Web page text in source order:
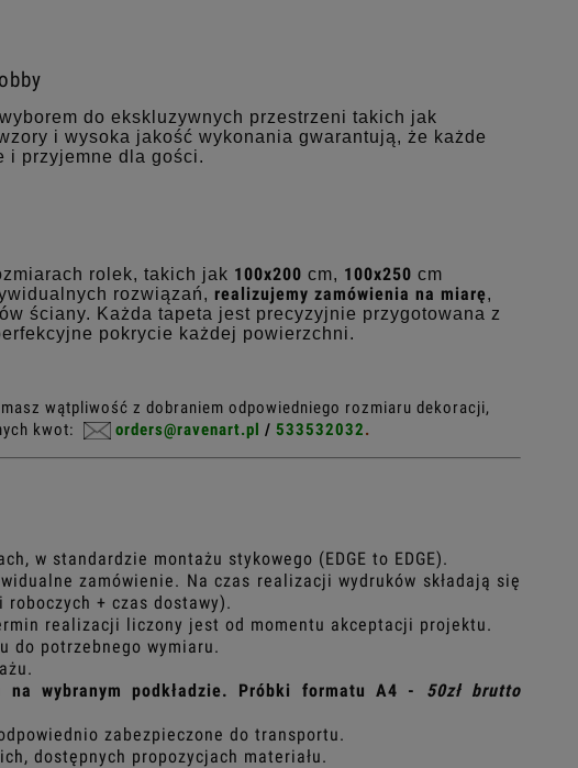
do ekskluzywnych przestrzeni takich jak
i wysoka jakość wykonania gwarantują, że każde
i przyjemne dla gości.
rolek, takich jak 100x200 cm, 100x250 cm
rozwiązań, realizujemy zamówienia na miarę,
ściany. Każda tapeta jest precyzyjnie przygotowana z
pokrycie każdej powierzchni.
wątpliwość z dobraniem odpowiedniego rozmiaru dekoracji,
kwot:
orders@ravenart.pl / 533532032.
w standardzie montażu stykowego (EDGE to EDGE).
zamówienie. Na czas realizacji wydruków składają się
roboczych + czas dostawy).
realizacji liczony jest od momentu akceptacji projektu.
do potrzebnego wymiaru.
na wybranym podkładzie. Próbki formatu A4 - 50zł brutto
zabezpieczone do transportu.
dostępnych propozycjach materiału.